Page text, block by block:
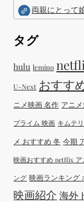
両親にとって
タグ
hulu lemino
U-Next おすす
ニメ映画 名作 アニ
プライム 映画 キムテリ
メ おすすめ 冬 今期
映画おすすめ netflix ア
ング 映画ランキング
映画紹介 海外